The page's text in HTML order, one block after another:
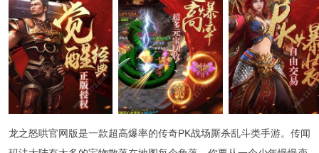
龙之怒哄官网版是一款超高爆率的传奇PK战场厮杀乱斗类手游。传闻